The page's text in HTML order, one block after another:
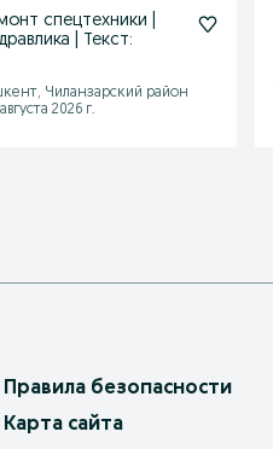
спецтехники |
Гидравлика | Текст:
Чиланзарский район
2026 г.
Правила безопасности
Карта сайта